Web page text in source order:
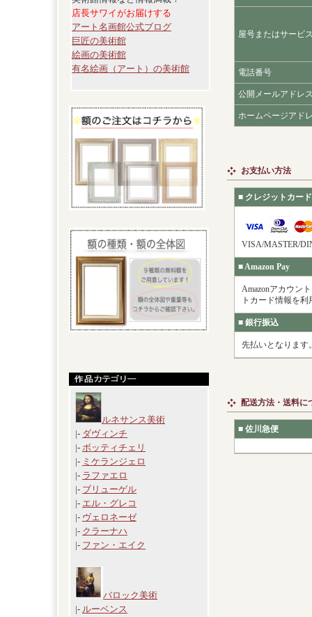
店長サワイがお届けする
アート名画館公式ブログ
巨匠の美術館
絵画の美術館
有名絵画（アート）の美術館
ルネサンス美術
|- ダヴィンチ
|- ボッティチェリ
|- ミケランジェロ
|- ラファエロ
|- ブリューゲル
|- エル・グレコ
|- ヴェロネーゼ
|- クラーナハ
|- ファン・エイク
バロック美術
|- ルーベンス
屋号またはサービ
電話番号
公開メールアドレ
ホームページアド
お支払い方法
■ クレジットカード
VISA/MASTER/
■ Amazon Pay
Amazonアカウン
トカード情報を
■ 銀行振込
先払いとなります
配送方法・送料に
■ 佐川急便